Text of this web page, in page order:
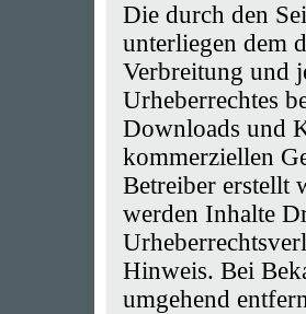
Die durch den
unterliegen dem
Verbreitung und
Urheberrechtes
Downloads und
kommerziellen
Betreiber erstellt
werden Inhalte
Hinweis. Bei
umgehend